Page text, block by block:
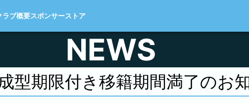
ラブ概要スポンサーストア
NEWS
型期限付き移籍期間満了のお